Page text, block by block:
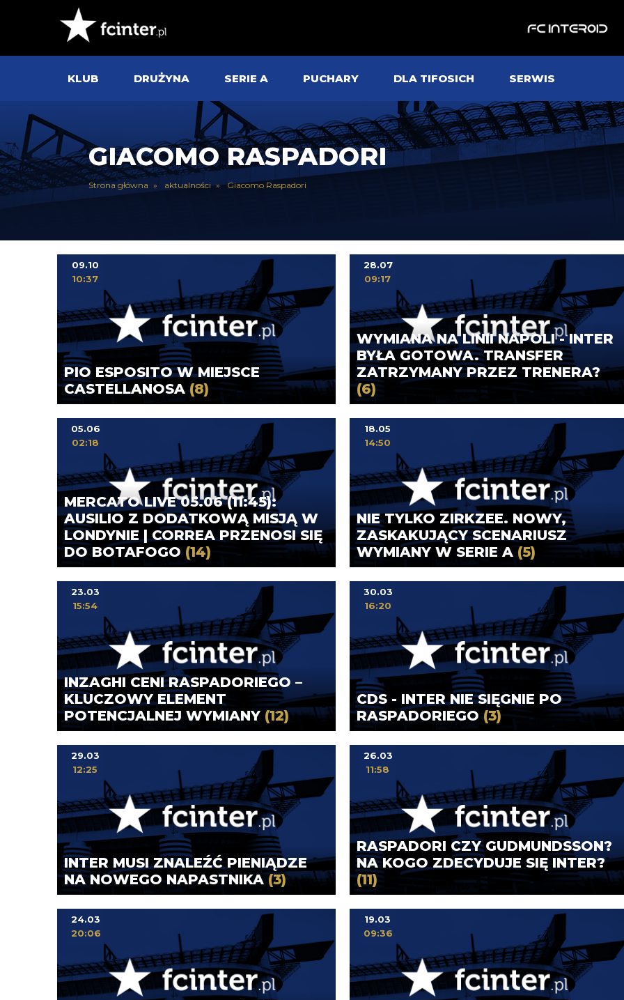
KLUB DRUŻYNA SERIE A PUCHARY DLA TIFOSICH SERWIS
GIACOMO RASPADORI
Strona główna aktualności Giacomo Raspadori
PIO ESPOSITO W MIEJSCE
CASTELLANOSA(8)
09.10
10:37
WYMIANA NA LINII NAPOLI - INTER
BYŁA GOTOWA. TRANSFER
ZATRZYMANY PRZEZ TRENERA?
(6)
28.07
09:17
MERCATO LIVE 05.06 (11:45):
AUSILIO Z DODATKOWĄ MISJĄ W
LONDYNIE | CORREA PRZENOSI SIĘ
DO BOTAFOGO(14)
05.06
02:18
NIE TYLKO ZIRKZEE. NOWY,
ZASKAKUJĄCY SCENARIUSZ
WYMIANY W SERIE A (5)
18.05
14:50
INZAGHI CENI RASPADORIEGO –
KLUCZOWY ELEMENT
POTENCJALNEJ WYMIANY (12)
23.03
15:54
CDS - INTER NIE SIĘGNIE PO
RASPADORIEGO(3)
30.03
16:20
INTER MUSI ZNALEŹĆ PIENIĄDZE
NA NOWEGO NAPASTNIKA(3)
29.03
12:25
RASPADORI CZY GUDMUNDSSON?
NA KOGO ZDECYDUJE SIĘ INTER?
(11)
26.03
11:58
24.03
20:06
19.03
09:36